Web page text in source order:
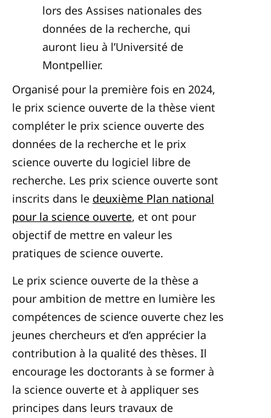
lors des Assises nationales des
données de la recherche, qui
auront lieu à l’Université de
Montpellier.
Organisé pour la première fois en 2024,
le prix science ouverte de la thèse vient
compléter le prix science ouverte des
données de la recherche et le prix
science ouverte du logiciel libre de
recherche. Les prix science ouverte sont
inscrits dans le deuxième Plan national
pour la science ouverte, et ont pour
objectif de mettre en valeur les
pratiques de science ouverte.
Le prix science ouverte de la thèse a
pour ambition de mettre en lumière les
compétences de science ouverte chez les
jeunes chercheurs et d’en apprécier la
contribution à la qualité des thèses. Il
encourage les doctorants à se former à
la science ouverte et à appliquer ses
principes dans leurs travaux de